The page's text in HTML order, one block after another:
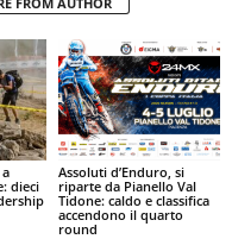
dieci
Assoluti d’Enduro, si
riparte da Pianello Val
Tidone: caldo e classifica
accendono il quarto
round